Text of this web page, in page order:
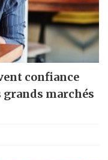
confiance
grands marchés